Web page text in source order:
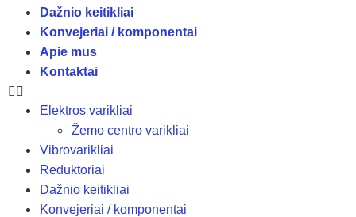
Dažnio keitikliai
Konvejeriai / komponentai
Apie mus
Kontaktai
Elektros varikliai
Žemo centro varikliai
Vibrovarikliai
Reduktoriai
Dažnio keitikliai
Konvejeriai / komponentai